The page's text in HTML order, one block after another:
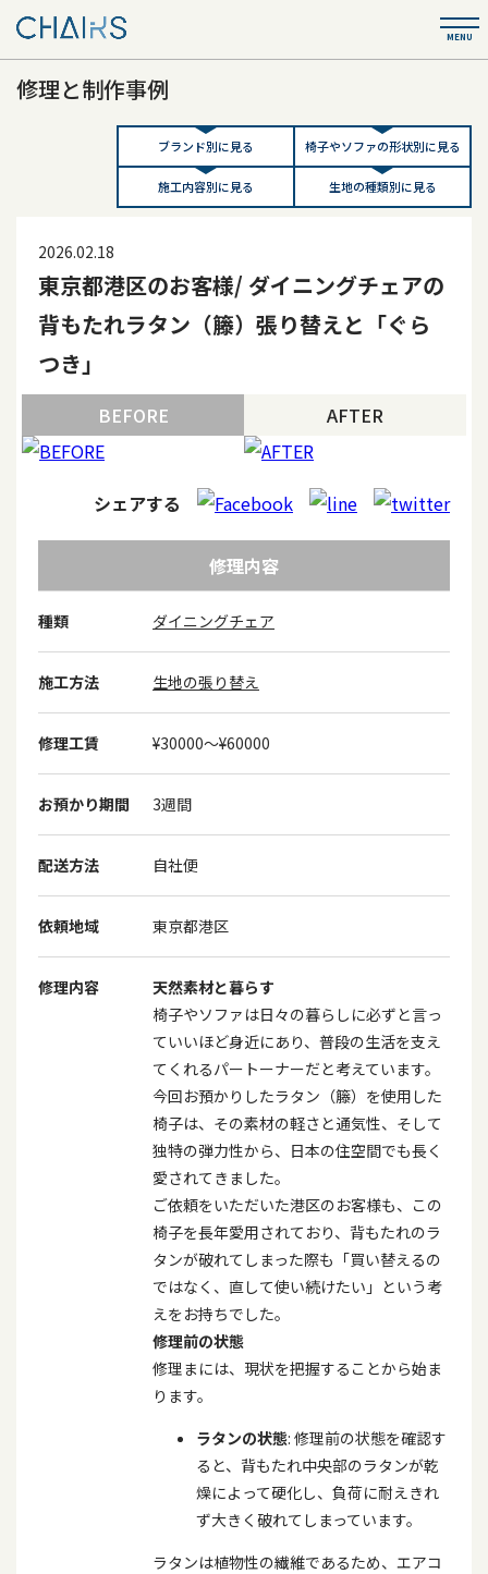
修理と制作事例
ブランド別に見る 椅子やソファの形状別に見る
施工内容別に見る 生地の種類別に見る
2026.02.18
東京都港区のお客様/ ダイニングチェアの
背もたれラタン（籐）張り替えと「ぐら
つき」
BEFORE AFTER
シェアする
修理内容
種類 ダイニングチェア
施工方法 生地の張り替え
修理工賃 ¥30000〜¥60000
お預かり期間 3週間
配送方法 自社便
依頼地域 東京都港区
修理内容
天然素材と暮らす
椅子やソファは日々の暮らしに必ずと言っ
ていいほど身近にあり、普段の生活を支え
てくれるパートーナーだと考えています。
今回お預かりしたラタン（籐）を使用した
椅子は、その素材の軽さと通気性、そして
独特の弾力性から、日本の住空間でも長く
愛されてきました。
ご依頼をいただいた港区のお客様も、この
椅子を長年愛用されており、背もたれのラ
タンが破れてしまった際も「買い替えるの
ではなく、直して使い続けたい」という考
えをお持ちでした。
修理前の状態
修理まには、現状を把握することから始ま
ります。
ラタンの状態: 修理前の状態を確認す
ると、背もたれ中央部のラタンが乾
燥によって硬化し、負荷に耐えきれ
ず大きく破れてしまっています。
ラタンは植物性の繊維であるため、エアコ